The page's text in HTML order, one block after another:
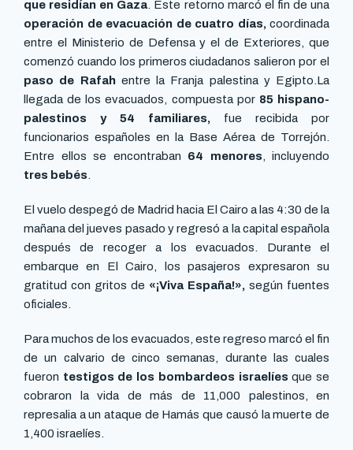
que residían en Gaza . Este retorno marcó el fin de una
operación de evacuación de cuatro días, coordinada
entre el Ministerio de Defensa y el de Exteriores, que
comenzó cuando los primeros ciudadanos salieron por el
paso de Rafahentre la Franja palestina y Egipto.La
llegada de los evacuados, compuesta por 85 hispano-
palestinos y 54 familiares, fue recibida por
funcionarios españoles en la Base Aérea de Torrejón.
Entre ellos se encontraban 64 menores , incluyendo
tres bebés
El vuelo despegó de Madrid hacia El Cairo a las 4:30 de la
mañana del jueves pasado y regresó a la capital española
después de recoger a los evacuados. Durante el
embarque en El Cairo, los pasajeros expresaron su
gratitud con gritos de «¡Viva España!», según fuentes
oficiales.
Para muchos de los evacuados, este regreso marcó el fin
de un calvario de cinco semanas, durante las cuales
fueron testigos de los bombardeos israelíes que se
cobraron la vida de más de 11,000 palestinos, en
represalia a un ataque de Hamás que causó la muerte de
1,400 israelíes.